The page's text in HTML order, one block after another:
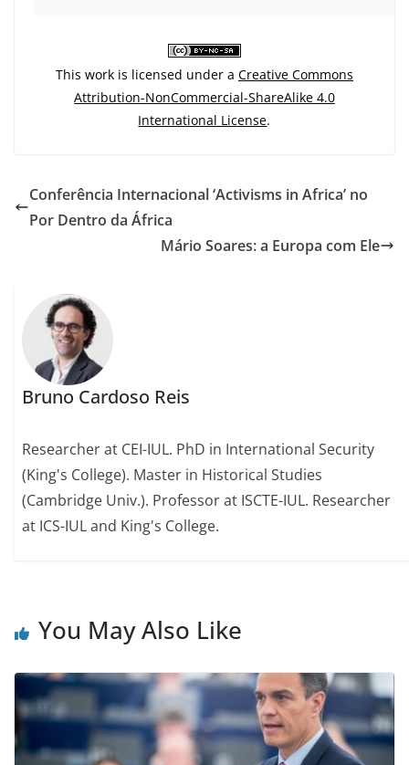
This work is licensed under a Creative Commons
Attribution-NonCommercial-ShareAlike 4.0
International License.
Conferência Internacional ‘Activisms in Africa’ no
Por Dentro da África
Mário Soares: a Europa com Ele
Bruno Cardoso Reis
Researcher at CEI-IUL. PhD in International Security
(King's College). Master in Historical Studies
(Cambridge Univ.). Professor at ISCTE-IUL. Researcher
at ICS-IUL and King's College.
You May Also Like